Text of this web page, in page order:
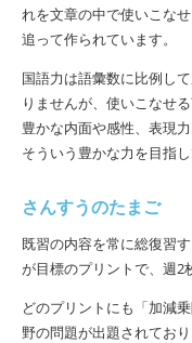
れを文章の中で使いこな
追って作られています。
国語力は語彙数に比例し
りませんが、使いこなせ
豊かな内面や感性、表現
そういう豊かな力を目指し
さんすうのたまご
既習の内容を常に総復習
が目標のプリントで、週2
どのプリントにも「加減
野の問題が出題されてお